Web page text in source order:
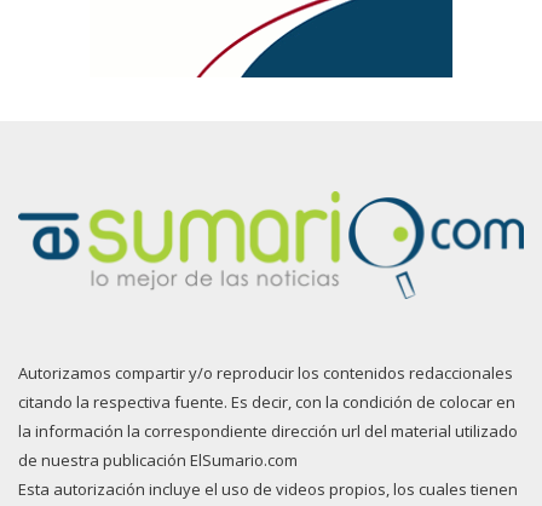
Autorizamos compartir y/o reproducir los contenidos redaccionales
citando la respectiva fuente. Es decir, con la condición de colocar en
la información la correspondiente dirección url del material utilizado
de nuestra publicación ElSumario.com
Esta autorización incluye el uso de videos propios, los cuales tienen